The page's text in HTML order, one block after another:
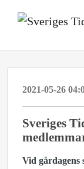
2021-05-26
Sveriges
Vid gårdagens